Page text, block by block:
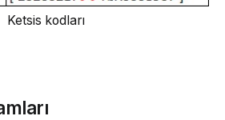
Ketsis kodları